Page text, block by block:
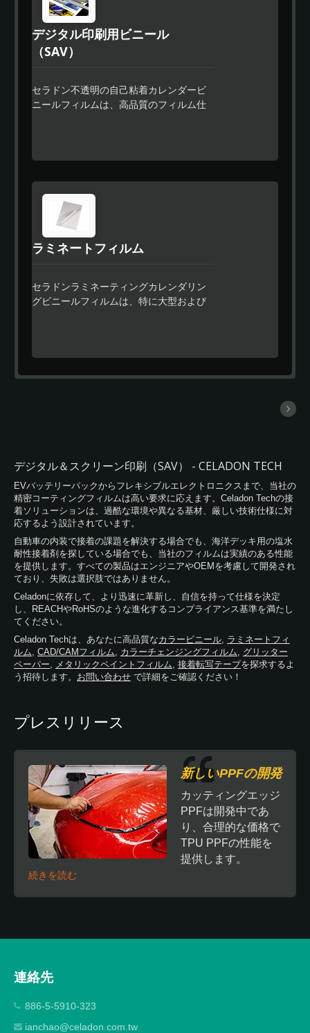
デジタル印刷用ビニール
（SAV）
セラドン不透明の自己粘着カレンダービ
ニールフィルムは、高品質のフィルム仕
ーフィルムです。セラドンのイージーア
が可能で、残留物のないデザインに特別
な強力な接着剤が使用されています。
ラミネートフィルム
セラドンラミネーティングカレンダリン
グビニールフィルムは、特に大型および
物のないデザインのための特別な強力接
着剤を使用しています。 セラドンラミ
の標準デジタル印刷技術と互換性があり
ます。
デジタル＆スクリーン印刷（SAV） - CELADON TECH
EVバッテリーパックからフレキシブルエレクトロニクスまで、当社の
精密コーティングフィルムは高い要求に応えます。Celadon Techの接
着ソリューションは、過酷な環境や異なる基材、厳しい技術仕様に対
応するよう設計されています。
自動車の内装で接着の課題を解決する場合でも、海洋デッキ用の塩水
耐性接着剤を探している場合でも、当社のフィルムは実績のある性能
を提供します。すべての製品はエンジニアやOEMを考慮して開発され
ており、失敗は選択肢ではありません。
Celadonに依存して、より迅速に革新し、自信を持って仕様を決定
し、REACHやRoHSのような進化するコンプライアンス基準を満たし
てください。
Celadon Techは、あなたに高品質なカラービニール ラミネートフィ
ルム CAD/CAMフィルム カラーチェンジングフィルム
グリッター
ペーパー
メタリックペイントフィルム 接着転写テープを探求するよ
う招待します。 お問い合わせ で詳細をご確認ください！
プレスリリース
新しいPPFの開発
カッティングエッジ
PPFは開発中であ
り、合理的な価格で
TPU PPFの性能を
提供します。
続きを読む
連絡先
886-5-5910-323
ianchao@celadon.com.tw